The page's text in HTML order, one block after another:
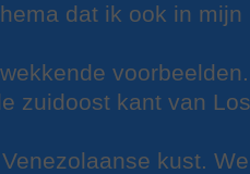
dat ik ook in mijn
voorbeelden.
zuidoost kant van
kust.